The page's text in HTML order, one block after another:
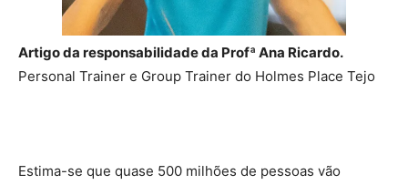
Artigo da responsabilidade da Profª Ana Ricardo.
Personal Trainer e Group Trainer do Holmes Place Tejo
Estima-se que quase 500 milhões de pessoas vão